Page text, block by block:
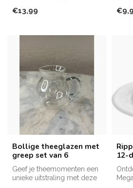
gree...
€13,99
Bollige theeglazen met
greep set van 6
Geef je theemomenten een
unieke uitstraling met deze
12-